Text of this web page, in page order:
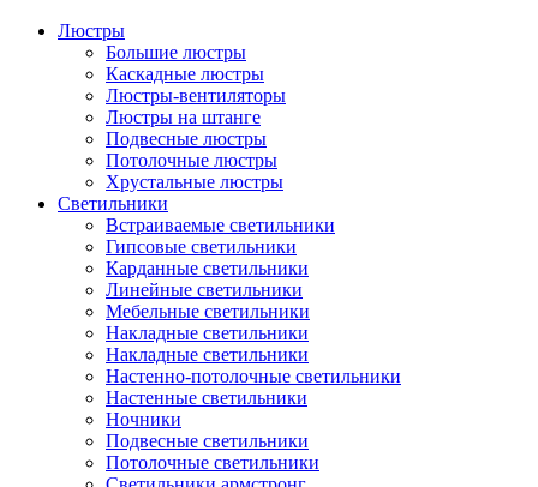
Люстры
Большие люстры
Каскадные люстры
Люстры-вентиляторы
Люстры на штанге
Подвесные люстры
Потолочные люстры
Хрустальные люстры
Светильники
Встраиваемые светильники
Гипсовые светильники
Карданные светильники
Линейные светильники
Мебельные светильники
Накладные светильники
Накладные светильники
Настенно-потолочные светильники
Настенные светильники
Ночники
Подвесные светильники
Потолочные светильники